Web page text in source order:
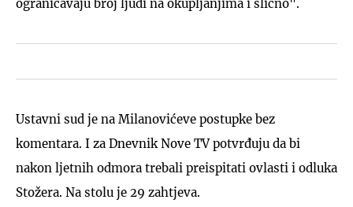
ograničavaju broj ljudi na okupljanjima i slično".
Ustavni sud je na Milanovićeve postupke bez
komentara. I za Dnevnik Nove TV potvrđuju da bi
nakon ljetnih odmora trebali preispitati ovlasti i odluka
Stožera. Na stolu je 29 zahtjeva.